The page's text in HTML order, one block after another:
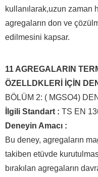
kullanılarak,uzun zaman
agregaların don ve
edilmesini kapsar.
11 AGREGALARIN
ÖZELLDKLERİ İÇİN
BÖLÜM 2: ( MGSO4)
İlgili Standart : TS EN
Deneyin Amacı :
Bu deney, agregaların
takiben etüvde
bırakılan agregaların